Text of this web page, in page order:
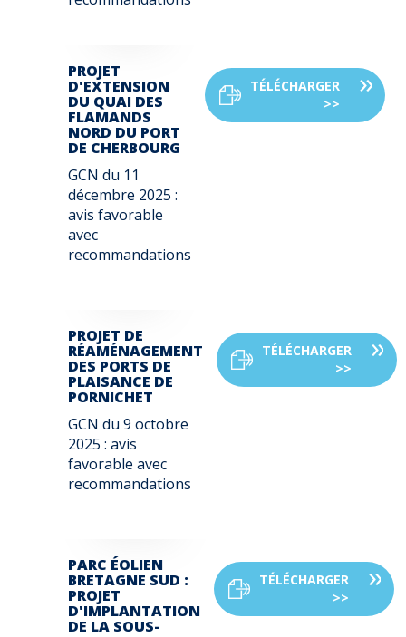
PROJET
D'EXTENSION
DU QUAI DES
FLAMANDS
NORD DU PORT
DE CHERBOURG
GCN du 11
décembre 2025 :
avis favorable
avec
recommandations
TÉLÉCHARGER
>>
PROJET DE
RÉAMÉNAGEMENT
DES PORTS DE
PLAISANCE DE
PORNICHET
GCN du 9 octobre
2025 : avis
favorable avec
recommandations
TÉLÉCHARGER
>>
PARC ÉOLIEN
BRETAGNE SUD :
PROJET
D'IMPLANTATION
DE LA SOUS-
TÉLÉCHARGER
>>